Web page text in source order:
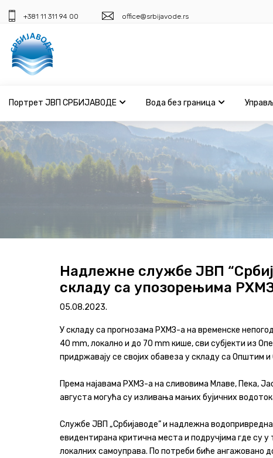
+381 11 311 94 00 office@srbijavode.rs
Портрет ЈВП СРБИЈАВОДЕ Вода без граница
Портрет ЈВП СРБИЈАВОДЕ
Вода без граница
Програми и извештаји
Контакт
Надлежне службе ЈВП
складу са упозорењима
05.08.2023.
У складу са прогнозама РХМЗ-а на временске
40 mm, локално и до 70 mm кише, сви субјекти из
придржавају се својих обавеза у складу са Општим
Према најавама РХМЗ-а на сливовима Млаве, Пека,
августа могућа су изливања мањих бујичних
Службе ЈВП „Србијаводе” и надлежна
евидентирана критична места и подручјима где су
локалних самоуправа. По потреби биће ангажовано